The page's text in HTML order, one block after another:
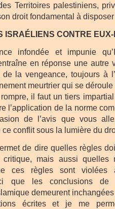
Territoires palestiniens,
droit fondamental à
ISRAÉLIENS CONTRE EUX-
infondée et impunie
en réponse une autre
la vengeance, toujours à
meurtrier qui se
il faut un tiers
l’application de la norme
de l’avis que vous
ce conflit sous la lumière du
de dire quelles règles
critique, mais aussi quelles
ces règles sont violées
que les conclusions de
demeurent
écrites et je me